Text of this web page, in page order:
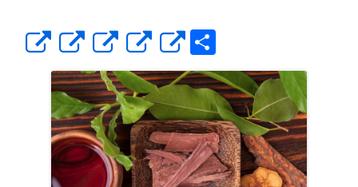
Apre
in
una
nuova
finestra
Apre
in
una
nuova
finestra
Apre
in
una
nuova
finestra
Apre
in
una
nuova
finestra
Apre
in
una
nuova
finestra
o
n
di
vi
di